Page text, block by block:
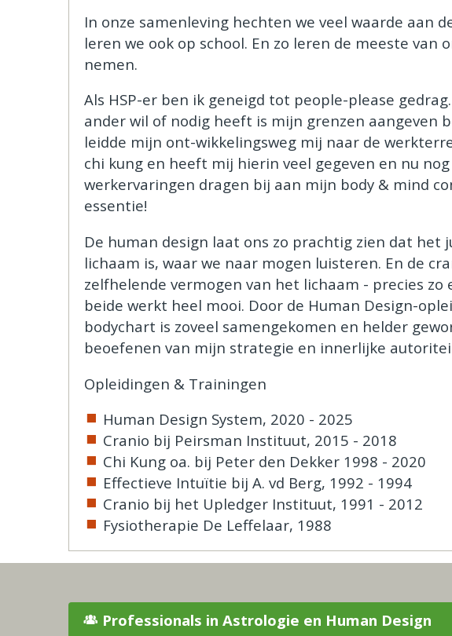
In onze samenleving hechten we veel waarde aan
leren we ook op school. En zo leren de meeste van
nemen.
Als HSP-er ben ik geneigd tot people-please
ander wil of nodig heeft is mijn grenzen aangeven
leidde mijn ont-wikkelingsweg mij naar de
chi kung en heeft mij hierin veel gegeven en nu
werkervaringen dragen bij aan mijn body & mind
essentie!
De human design laat ons zo prachtig zien dat het
lichaam is, waar we naar mogen luisteren. En de
zelfhelende vermogen van het lichaam - precies zo
beide werkt heel mooi. Door de Human Design-
bodychart is zoveel samengekomen en helder
beoefenen van mijn strategie en innerlijke
Opleidingen & Trainingen
Human Design System, 2020 - 2025
Cranio bij Peirsman Instituut, 2015 - 2018
Chi Kung oa. bij Peter den Dekker 1998 - 2020
Effectieve Intuïtie bij A. vd Berg, 1992 - 1994
Cranio bij het Upledger Instituut, 1991 - 2012
Fysiotherapie De Leffelaar, 1988
Professionals in Astrologie en Human Design